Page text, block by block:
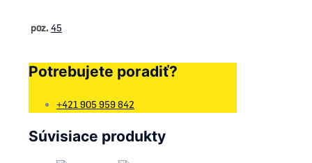
251336
poz. 45
Potrebujete poradiť?
+421 905 959 842
Súvisiace produkty